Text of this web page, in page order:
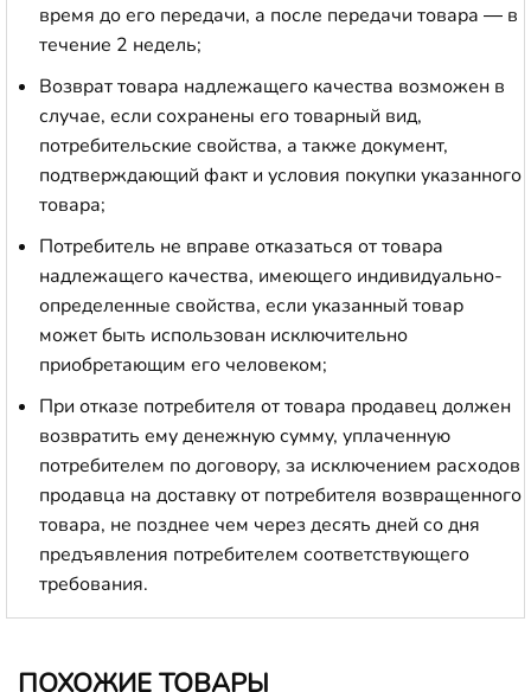
время до его передачи, а после передачи товара — в
течение 2 недель;
Возврат товара надлежащего качества возможен в
случае, если сохранены его товарный вид,
потребительские свойства, а также документ,
подтверждающий факт и условия покупки указанного
товара;
Потребитель не вправе отказаться от товара
надлежащего качества, имеющего индивидуально-
определенные свойства, если указанный товар
может быть использован исключительно
приобретающим его человеком;
При отказе потребителя от товара продавец должен
возвратить ему денежную сумму, уплаченную
потребителем по договору, за исключением расходов
продавца на доставку от потребителя возвращенного
товара, не позднее чем через десять дней со дня
предъявления потребителем соответствующего
требования.
ПОХОЖИЕ ТОВАРЫ